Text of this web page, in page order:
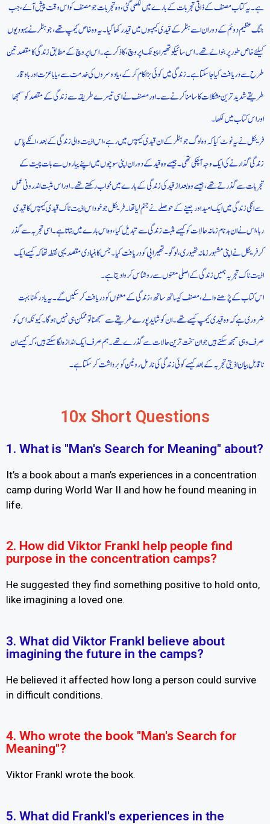
ہے۔یہ کتاب مصنف کے ذاتی تجربات کے بارے میں لکھی گئی، وہ تجربات جو مصنف کو اس وقت پیش آےَ، جب
جنگ عظیم دوئم کے دوران اسے ہٹلر کے قیدی کیمپوں میں قید رکھا گیا۔ یہ وہ خاص کیمپ تھے، جو ہٹلر نے یہودیوں
کیلئے خاص طورپر بنواےَ تھے۔اس سائیکو تھیراپیوٹک اپروچ، کا ذکر ہے۔ اس اپروچ کے مطابق زندگی کا مقصد تین
طرح سے دریافت کیا جاسکتا ہے۔ زندگی میں کوئی بڑا کا م کر کے، یا دوسروں کی خدمت سے، یا باعزت اور باوقار
طریقے شدید ترین مشکلات کا سامنا کرنے سے۔ اور مصنف نے اسی تیسرے طریقہ سے زندگی کے مقصد کو سمجھا
اور اس کتاب میں لکھا۔
فرینکل نے یہ نوٹ کیا کہ وہ لوگ جو ہٹلر کے ان قیدی کیمپس میں رہے، اس اذیت والی زندگی کے بعد، انکے پاس
زندگی گذارنے کی ایک وجہ آ چکی تھی۔ جیسے وہ قید کے دوران اپنی سوچوں میں اپنے پیاروں سے بات چیت کے
تجربات سے گذرتے تھے، جیسے وہ بعد از قید کی زندگی کے بارے میں خواب رکھتے تھے۔ اور اس مثبت اندرونی عمل
سے انکی زندگی میں ایک امید اور جینے کے حوصلےنے جنم لیا تھا۔فرینکل جو خود اس اذیت ناک قیدی کیمپس کا قیدی
رہا، اس نےان بدنام زمانہ حالات کو کیسے مثبت زندگی سے تبدیل کیا، وہ اس بارے میں بتاتا ہے۔ اسی تجربہ سے گذر
کر فرینکل نے اپنی مشہور زمانہ تھیوری، لوگو-تھیراپی کو دریافت کیا۔جس کا بنیادی مقصد یہی نقطہ تھا کہ کیسے ایک
اذیت ناک تجربہ ہمیں زندگی کے اصلی معنوں سے روشناس کروا دیتا ہے۔
اس کتاب کے پڑھنے والے، مصنف کیساتھ ساتھ، زندگی کے معنوں کو دریافت کرسکیں گے۔ یہ یاد رکھنا بہت
ضروری ہے کہ وہ قیدی کیمپ کیسے تھے۔ ان کو شاید پورے طریقے سے سمجھنا تو ممکن ہی نہیں ہوگا۔ کیونکہ اس کو
صرف وہی سمجھ سکتے ہیں جو ان سخت ترین حالات سے گذرے تھے۔ہم صرف ایک اندازہ لگا سکتے ہیں، کہ کیسے ان
ناقابل بیان اذیتی تجربہ کے بعد کیسے کوئی زندگی کی نارمل روٹین کو برداشت کر سکتا ہے۔
10x Short Questions
1. What is "Man's Search for Meaning" about?
It’s a book about a man’s experiences in a concentration
camp during World War II and how he found meaning in
life.
2. How did Viktor Frankl help people find
purpose in the concentration camps?
He suggested they find something positive to hold onto,
like imagining a loved one.
3. What did Viktor Frankl believe about
imagining the future in the camps?
He believed it affected how long a person could survive
in difficult conditions.
4. Who wrote the book "Man's Search for
Meaning"?
Viktor Frankl wrote the book.
5. What did Frankl's experiences in the